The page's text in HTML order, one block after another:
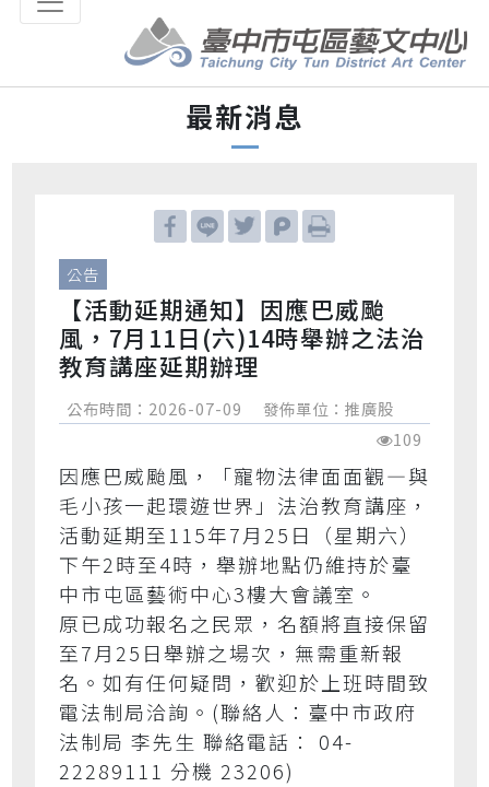
跳到主要內容區塊
最新消息
公告
【活動延期通知】因應巴威颱
風，7月11日(六)14時舉辦之法治
教育講座延期辦理
公布時間：2026-07-09
發佈單位：推廣股
109
因應巴威颱風，「寵物法律面面觀—與
毛小孩一起環遊世界」法治教育講座，
活動延期至115年7月25日（星期六）
下午2時至4時，舉辦地點仍維持於臺
中市屯區藝術中心3樓大會議室。
原已成功報名之民眾，名額將直接保留
至7月25日舉辦之場次，無需重新報
名。如有任何疑問，歡迎於上班時間致
電法制局洽詢。(聯絡人：臺中市政府
法制局 李先生 聯絡電話： 04-
22289111 分機 23206)